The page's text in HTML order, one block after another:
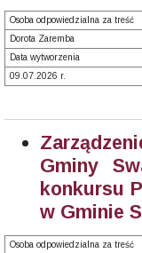
Osoba odpowiedzialna za treść
Dorota Zaremba
Data wytworzenia
09.07.2026 r.
Gminy
konkursu
w Gminie
Osoba odpowiedzialna za treść